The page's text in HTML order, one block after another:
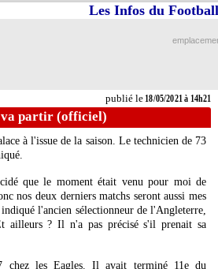
publié le18/05/2021 à 14h21
Les Infos du
va partir (officiel)
à l'issue de la saison. Le technicien de 73
que le moment était venu pour moi de
nos deux derniers matchs seront aussi mes
l'ancien sélectionneur de l'Angleterre,
ailleurs ? Il n'a pas précisé s'il prenait sa
chez les Eagles. Il avait terminé 11e du